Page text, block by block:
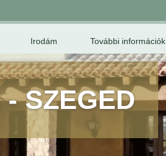
Irodám További információk
SZEGED